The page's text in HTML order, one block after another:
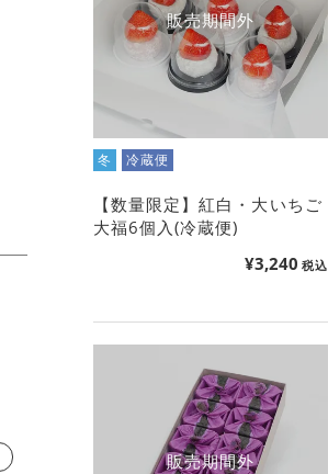
販売期間外
冬 冷蔵便
【数量限定】紅白・大いちご
大福6個入(冷蔵便)
¥3,240 税込
販売期間外